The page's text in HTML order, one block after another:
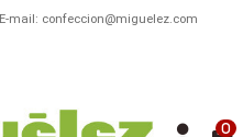
E-mail: confeccion@miguelez.com
0